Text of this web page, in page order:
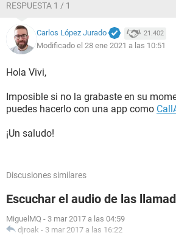
RESPUESTA 1 / 1
Carlos López Jurado 21.402
Modificado el 28 ene 2021 a las 10:51
Hola Vivi,
Imposible si no la grabaste en su
puedes hacerlo con una app como
¡Un saludo!
Discusiones similares
Escuchar el audio de las
MiguelMQ - 3 mar 2017 a las 04:59
djroak - 3 mar 2017 a las 16:22